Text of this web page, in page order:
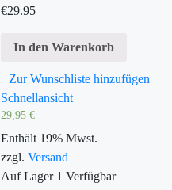
€29.95
In den Warenkorb
Zur Wunschliste hinzufügen
Schnellansicht
29,95€
Enthält 19% Mwst.
zzgl.Versand
Auf Lager1Verfügbar